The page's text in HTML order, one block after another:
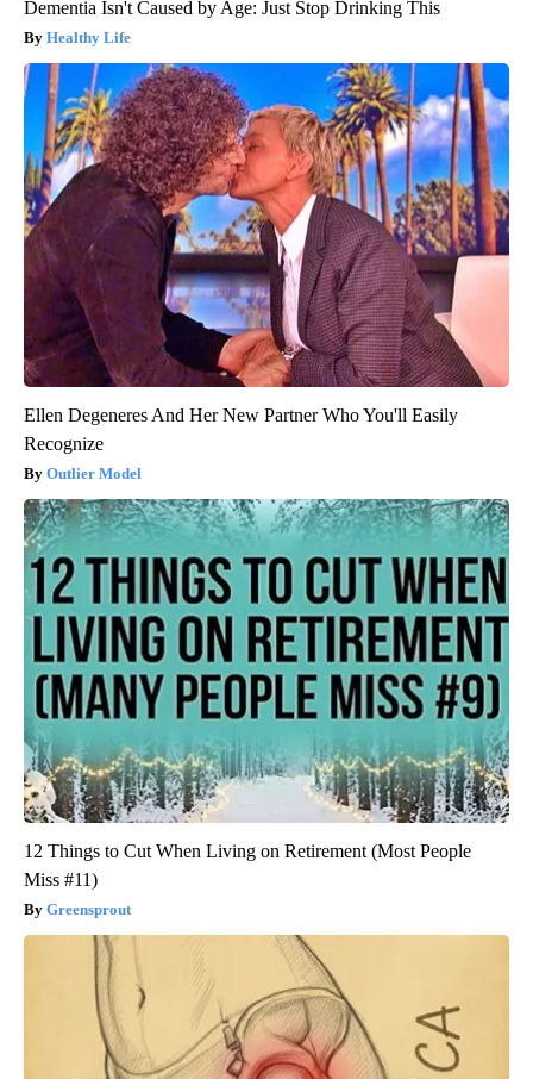
Dementia Isn't Caused by Age: Just Stop Drinking This
Healthy Life
Ellen Degeneres And Her New Partner Who You'll Easily
Recognize
Outlier Model
12 Things to Cut When Living on Retirement (Most People
Miss #11)
Greensprout